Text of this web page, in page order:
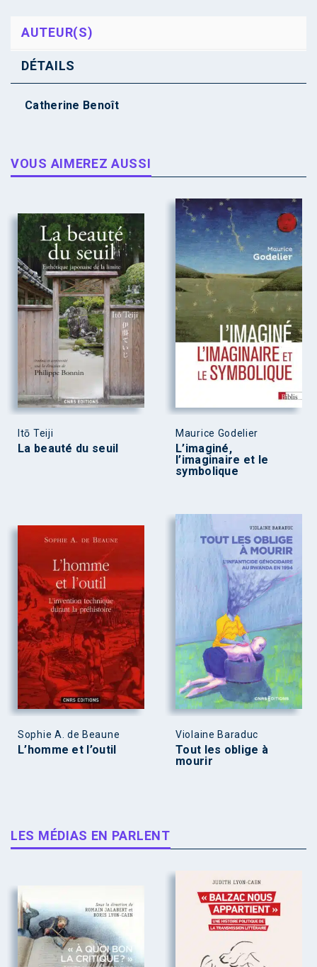
AUTEUR(S)
DÉTAILS
Catherine Benoît
VOUS AIMEREZ AUSSI
Itō Teiji
La beauté du seuil
Maurice Godelier
L’imaginé,
l’imaginaire et le
symbolique
Sophie A. de Beaune
L’homme et l’outil
Violaine Baraduc
Tout les oblige à
mourir
LES MÉDIAS EN PARLENT